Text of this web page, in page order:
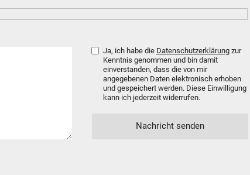
Ja, ich habe die Datenschutzerklärungzur
Kenntnis genommen und bin damit
einverstanden, dass die von mir
angegebenen Daten elektronisch erhoben
und gespeichert werden. Diese Einwilligung
kann ich jederzeit widerrufen.